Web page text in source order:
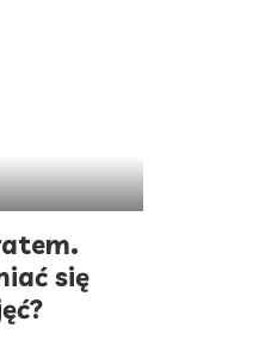
się